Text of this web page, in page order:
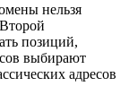
нельзя
позиций,
выбирают
адресов